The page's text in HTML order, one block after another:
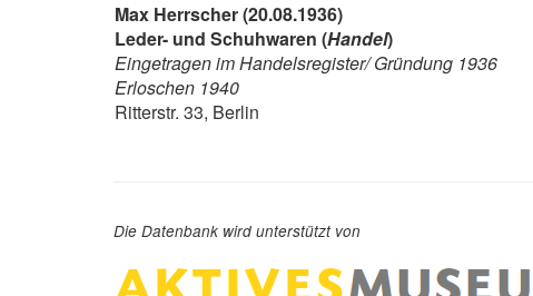
Max Herrscher (20.08.1936)
Leder- und Schuhwaren (Handel)
Eingetragen im Handelsregister/ Gründung 1936
Erloschen 1940
Ritterstr. 33, Berlin
Die Datenbank wird unterstützt von